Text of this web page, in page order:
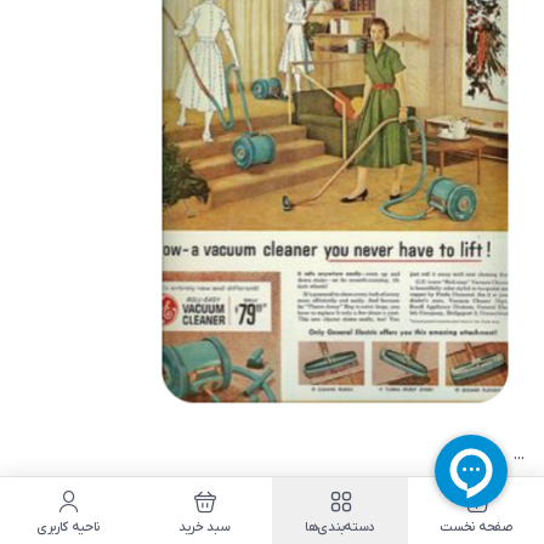
...
صفحه نخست دسته‌بندی‌ها سبد خرید ناحیه کاربری